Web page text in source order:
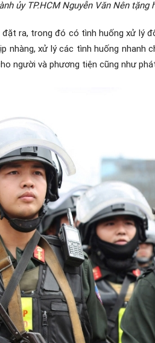
ủy TP.HCM Nguyễn Văn Nên
ra, trong đó có tình huống xử lý
nhàng, xử lý các tình huống
người và phương tiện cũng như